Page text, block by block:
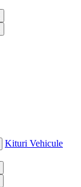
Kituri Vehicule